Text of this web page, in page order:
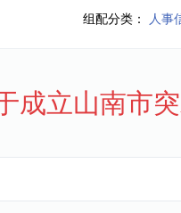
组配分类： 人事
成立山南市